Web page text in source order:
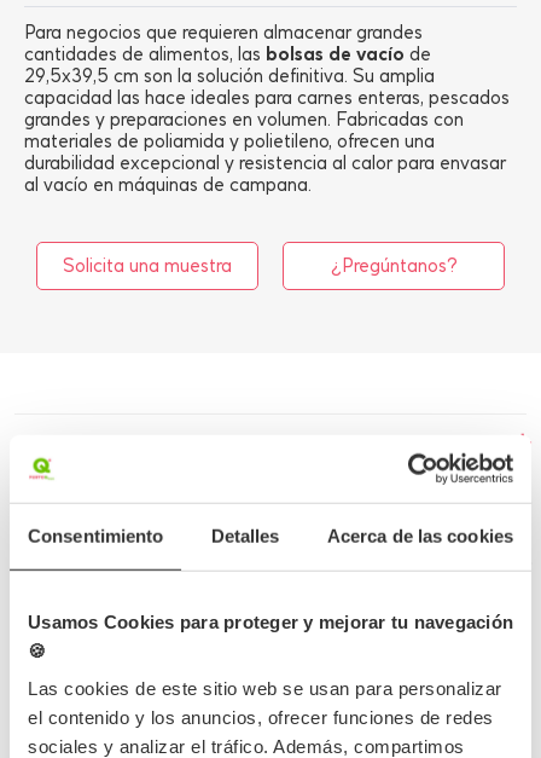
Consentimiento Detalles Acerca de las cookies
Usamos Cookies para proteger y mejorar tu navegación
🍪
Las cookies de este sitio web se usan para personalizar
el contenido y los anuncios, ofrecer funciones de redes
sociales y analizar el tráfico. Además, compartimos
Para negocios que requieren almacenar grandes
cantidades de alimentos, las bolsas de vacío de
29,5x39,5 cm son la solución definitiva. Su amplia
capacidad las hace ideales para carnes enteras, pescados
grandes y preparaciones en volumen. Fabricadas con
materiales de poliamida y polietileno, ofrecen una
durabilidad excepcional y resistencia al calor para envasar
al vacío en máquinas de campana.
Solicita una muestra ¿Pregúntanos?
Dados do produto
Erro desconhecido
Conclua o seu pedido